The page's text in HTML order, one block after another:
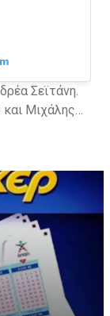
Σεϊτάνη.
Μιχάλης